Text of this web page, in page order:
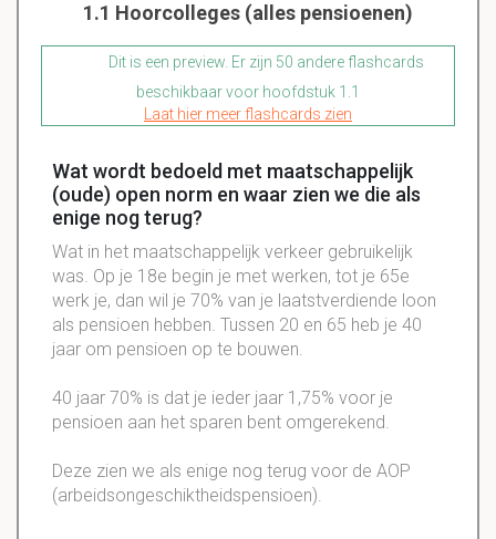
1.1 Hoorcolleges (alles pensioenen)
Dit is een preview. Er zijn 50 andere flashcards
beschikbaar voor hoofdstuk 1.1
Laat hier meer flashcards zien
Wat wordt bedoeld met maatschappelijk
(oude) open norm en waar zien we die als
enige nog terug?
Wat in het maatschappelijk verkeer gebruikelijk
was. Op je 18e begin je met werken, tot je 65e
werk je, dan wil je 70% van je laatstverdiende loon
als pensioen hebben. Tussen 20 en 65 heb je 40
jaar om pensioen op te bouwen.
40 jaar 70% is dat je ieder jaar 1,75% voor je
pensioen aan het sparen bent omgerekend.
Deze zien we als enige nog terug voor de AOP
(arbeidsongeschiktheidspensioen).